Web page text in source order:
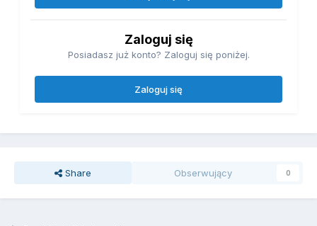
Zaloguj się
Posiadasz już konto? Zaloguj się poniżej.
Zaloguj się
Share Obserwujący 0